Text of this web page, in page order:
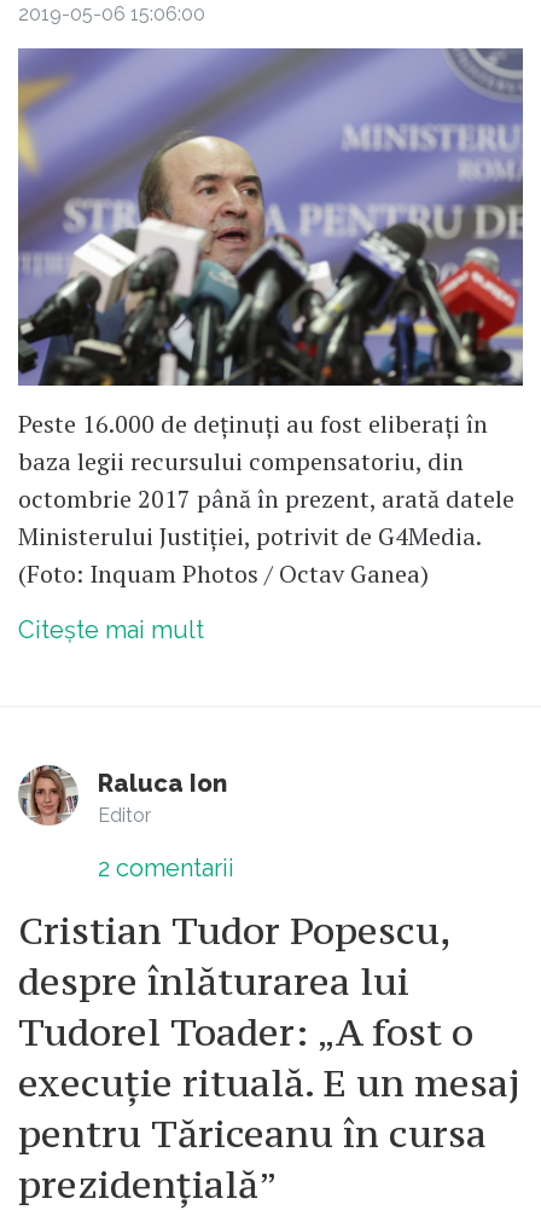
2019-05-06 15:06:00
Peste 16.000 de deținuți au fost eliberați în
baza legii recursului compensatoriu, din
octombrie 2017 până în prezent, arată datele
Ministerului Justiției, potrivit de G4Media.
(Foto: Inquam Photos / Octav Ganea)
Citește mai mult
Raluca Ion
Editor
2 comentarii
Cristian Tudor Popescu,
despre înlăturarea lui
Tudorel Toader: „A fost o
execuție rituală. E un mesaj
pentru Tăriceanu în cursa
prezidențială”